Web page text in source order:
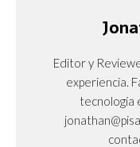
Editor y
experiencia.
tecnología